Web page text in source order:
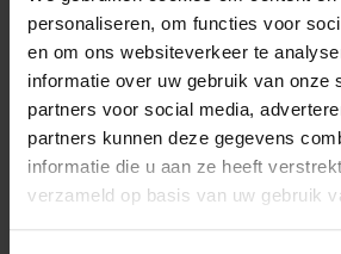
personaliseren, om functies voor
en om ons websiteverkeer te
informatie over uw gebruik van onze
partners voor social media,
partners kunnen deze gegevens
informatie die u aan ze heeft
verzameld op basis van uw gebruik